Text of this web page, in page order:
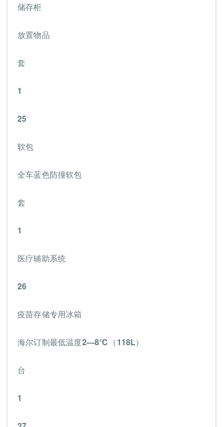
储存柜
放置物品
套
1
25
软包
全车蓝色防撞软包
套
1
医疗辅助系统
26
疫苗存储专用冰箱
海尔订制最低温度2—8℃（118L）
台
1